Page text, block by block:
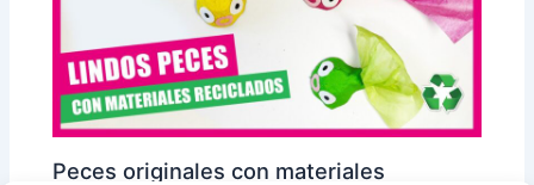
Peces originales con materiales